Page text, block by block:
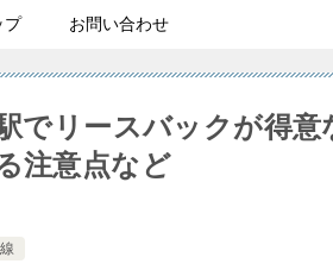
プ お問い合わせ
でリースバックが得
注意点など